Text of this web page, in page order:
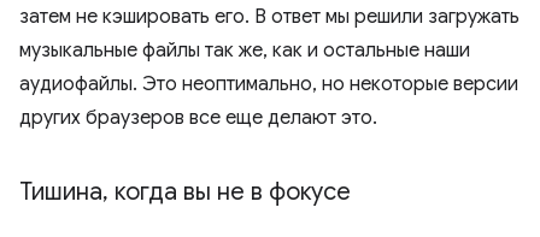
затем не кэшировать его. В ответ мы решили загружать
музыкальные файлы так же, как и остальные наши
аудиофайлы. Это неоптимально, но некоторые версии
других браузеров все еще делают это.
Тишина, когда вы не в фокусе